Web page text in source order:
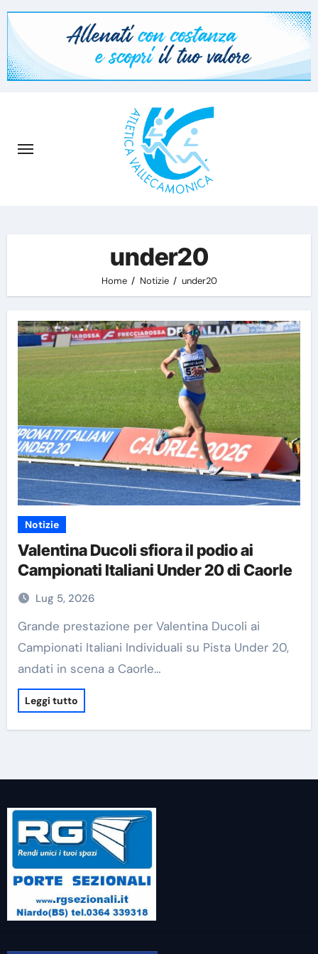
Skip
content
under20
Home Notizie under20
Notizie
Valentina Ducoli sfiora il podio ai
Campionati Italiani Under 20 di Caorle
Lug 5, 2026
Grande prestazione per Valentina Ducoli ai
Campionati Italiani Individuali su Pista Under 20,
andati in scena a Caorle…
Leggi tutto